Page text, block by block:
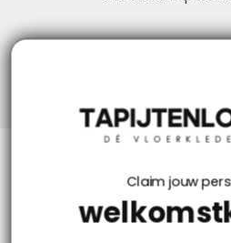
Mijn account
Claim jouw